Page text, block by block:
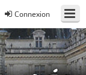
Connexion